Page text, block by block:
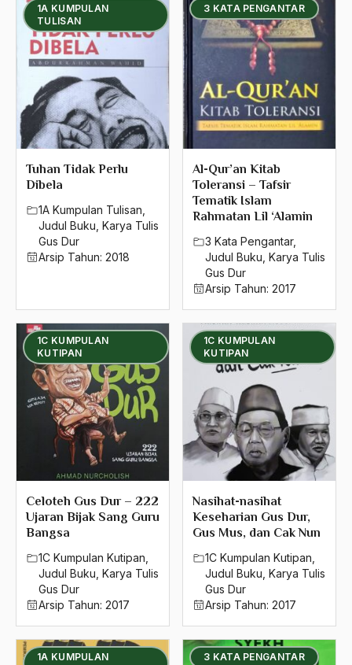
1A KUMPULAN
TULISAN
Tuhan Tidak Perlu
Dibela
1A Kumpulan Tulisan
Judul Buku Karya Tulis
Gus Dur
Arsip Tahun: 2018
3 KATA PENGANTAR
Al-Qur’an Kitab
Toleransi – Tafsir
Tematik Islam
Rahmatan Lil ‘Alamin
3 Kata Pengantar,
Judul Buku Karya Tulis
Gus Dur
Arsip Tahun: 2017
1C KUMPULAN
KUTIPAN
Celoteh Gus Dur – 222
Ujaran Bijak Sang Guru
Bangsa
1C Kumpulan Kutipan
Judul Buku Karya Tulis
Gus Dur
Arsip Tahun: 2017
1C KUMPULAN
KUTIPAN
Nasihat-nasihat
Keseharian Gus Dur,
Gus Mus, dan Cak Nun
1C Kumpulan Kutipan
Judul Buku Karya Tulis
Gus Dur
Arsip Tahun: 2017
1A KUMPULAN
3 KATA PENGANTAR
1991
1990
1989
1988
1987
1985
1984
1983
1981
1980
1979
1978
1974
1972
1971